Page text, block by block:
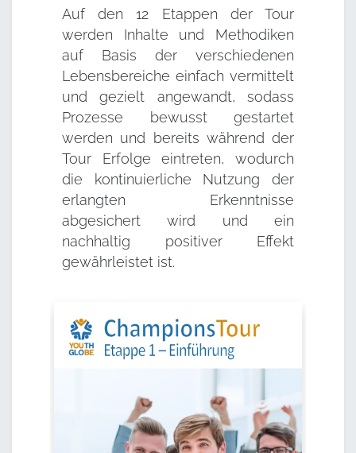
Auf den 12 Etappen der Tour
werden Inhalte und Methodiken
auf Basis der verschiedenen
Lebensbereiche einfach vermittelt
und gezielt angewandt, sodass
Prozesse bewusst gestartet
werden und bereits während der
Tour Erfolge eintreten, wodurch
die kontinuierliche Nutzung der
erlangten Erkenntnisse
abgesichert wird und ein
nachhaltig positiver Effekt
gewährleistet ist.